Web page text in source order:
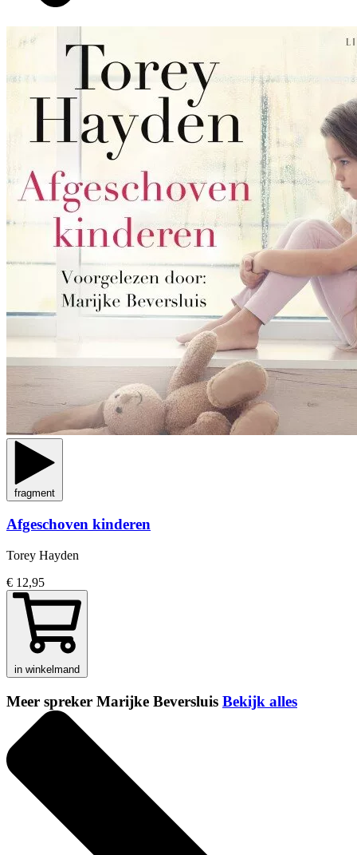
fragment
Afgeschoven kinderen
Torey Hayden
€ 12,95
in winkelmand
Meer spreker Marijke Beversluis Bekijk alles